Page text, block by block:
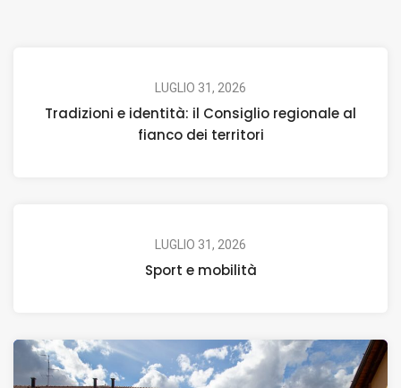
LUGLIO 31, 2026
Tradizioni e identità: il Consiglio regionale al
fianco dei territori
LUGLIO 31, 2026
Sport e mobilità